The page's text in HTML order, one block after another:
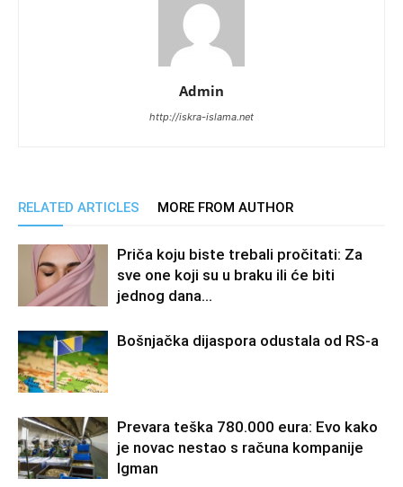
Admin
http://iskra-islama.net
RELATED ARTICLES MORE FROM AUTHOR
Priča koju biste trebali pročitati: Za
sve one koji su u braku ili će biti
jednog dana…
Bošnjačka dijaspora odustala od RS-a
Prevara teška 780.000 eura: Evo kako
je novac nestao s računa kompanije
Igman